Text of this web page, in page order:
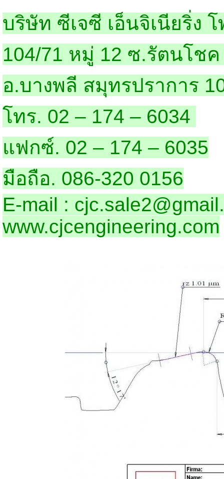
บริษัท ซีเจซี เอ็นจิเนียริ่ง
104/71 หมู่ 12 ซ.รัตนโช
อ.บางพลี สมุทรปราการ
โทร. 02 – 174 – 6034
แฟกซ์. 02 – 174 – 6035
มือถือ. 086-320 0156
E-mail :
www.cjcengineering.com